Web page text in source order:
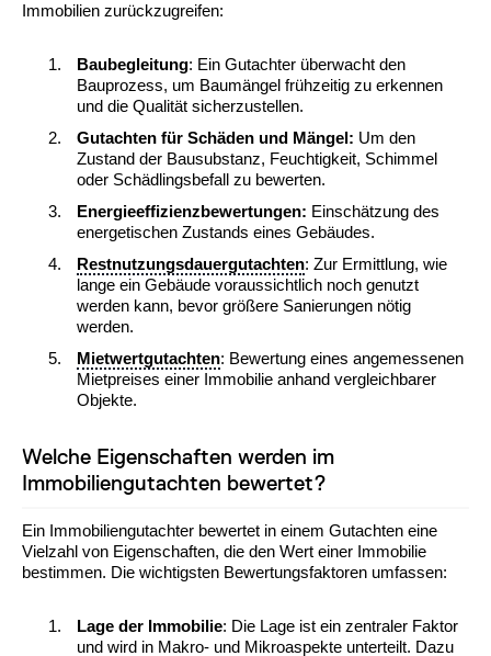
Immobilien zurückzugreifen:
Baubegleitung: Ein Gutachter überwacht den
Bauprozess, um Baumängel frühzeitig zu erkennen
und die Qualität sicherzustellen.
Gutachten für Schäden und Mängel: Um den
Zustand der Bausubstanz, Feuchtigkeit, Schimmel
oder Schädlingsbefall zu bewerten.
Energieeffizienzbewertungen: Einschätzung des
energetischen Zustands eines Gebäudes.
Restnutzungsdauergutachten: Zur Ermittlung, wie
lange ein Gebäude voraussichtlich noch genutzt
werden kann, bevor größere Sanierungen nötig
werden.
Mietwertgutachten: Bewertung eines angemessenen
Mietpreises einer Immobilie anhand vergleichbarer
Objekte.
Welche Eigenschaften werden im
Immobiliengutachten bewertet?
Ein Immobiliengutachter bewertet in einem Gutachten eine
Vielzahl von Eigenschaften, die den Wert einer Immobilie
bestimmen. Die wichtigsten Bewertungsfaktoren umfassen:
Lage der Immobilie: Die Lage ist ein zentraler Faktor
und wird in Makro- und Mikroaspekte unterteilt. Dazu